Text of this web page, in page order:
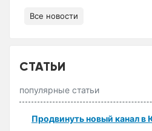
Все новости
СТАТЬИ
популярные статьи
Продвинуть новый канал в